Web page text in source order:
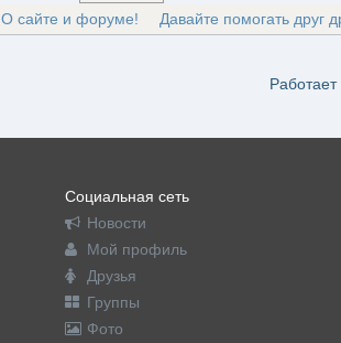
О сайте и форуме! Давайте помогать друг
Социальная сеть
Новости
Мой профиль
Друзья
Группы
Фото